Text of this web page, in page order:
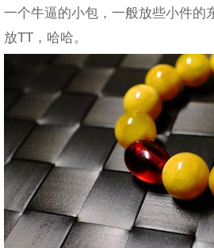
一个牛逼的小包，一般放些小件的
放TT，哈哈。